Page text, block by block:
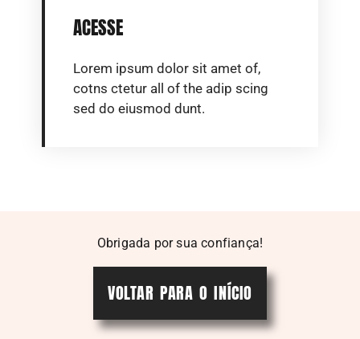
ACESSE
Lorem ipsum dolor sit amet of,
cotns ctetur all of the adip scing
sed do eiusmod dunt.
Obrigada por sua confiança!
VOLTAR PARA O INÍCIO